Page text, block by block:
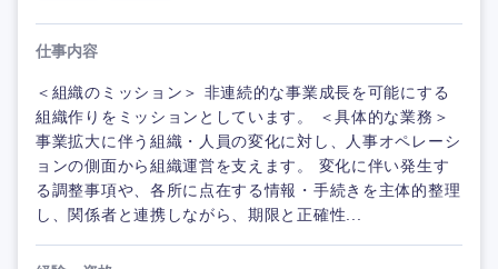
仕事内容
＜組織のミッション＞ 非連続的な事業成長を可能にする
組織作りをミッションとしています。 ＜具体的な業務＞
事業拡大に伴う組織・人員の変化に対し、人事オペレーシ
ョンの側面から組織運営を支えます。 変化に伴い発生す
る調整事項や、各所に点在する情報・手続きを主体的整理
し、関係者と連携しながら、期限と正確性...